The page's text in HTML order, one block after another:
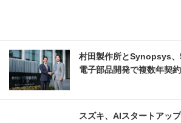
村田製作所とSynopsys
電子部品開発で複数年契
スズキ、AIスタートアッ